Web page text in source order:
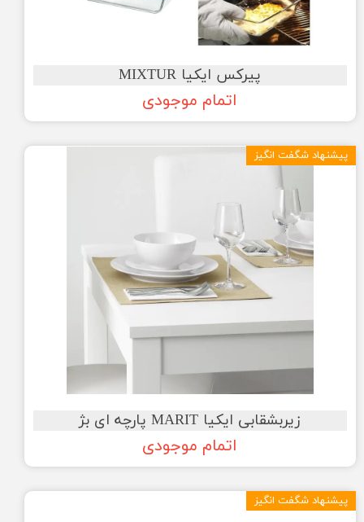
پیرکس ایکیا MIXTUR
اتمام موجودی
زیربشقابی ایکیا MARIT پارچه ای بژ
اتمام موجودی
پیشنهاد شگفت انگیز
پیشنهاد شگفت انگیز